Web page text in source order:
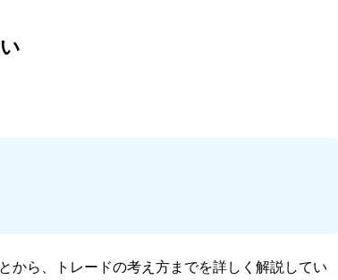
から、トレードの考え方までを詳しく解説してい